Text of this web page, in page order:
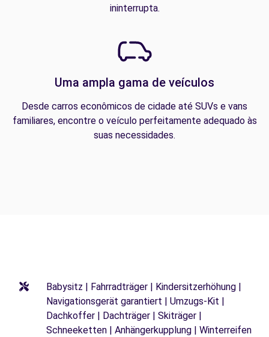
ininterrupta.
Uma ampla gama de veículos
Desde carros econômicos de cidade até SUVs e vans
familiares, encontre o veículo perfeitamente adequado às
suas necessidades.
Babysitz | Fahrradträger | Kindersitzerhöhung |
Navigationsgerät garantiert | Umzugs-Kit |
Dachkoffer | Dachträger | Skiträger |
Schneeketten | Anhängerkupplung | Winterreifen